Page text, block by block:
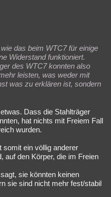
das beim WTC7 für einige
Widerstand funktioniert.
des WTC7 konnten also
leisten, was weder mit
was zu erklären ist, sondern
Dass die Stahlträger
hat nichts mit Freiem Fall
wurden.
somit ein völlig anderer
auf den Körper, die im Freien
sie könnten keinen
sie sind nicht mehr fest/stabil